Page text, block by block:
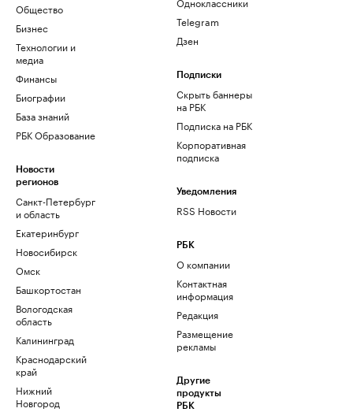
Общество
Бизнес
Технологии и
медиа
Финансы
Биографии
База знаний
РБК Образование
Новости
регионов
Санкт-Петербург
и область
Екатеринбург
Новосибирск
Омск
Башкортостан
Вологодская
область
Калининград
Краснодарский
край
Нижний
Новгород
Telegram
Дзен
Подписки
Скрыть баннеры
на РБК
Подписка на РБК
Корпоративная
подписка
Уведомления
RSS Новости
РБК
О компании
Контактная
информация
Редакция
Размещение
рекламы
Другие
продукты
РБК